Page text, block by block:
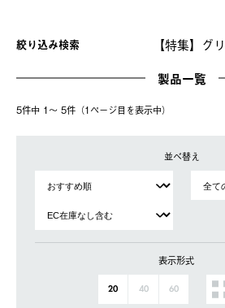
絞り込み検索 【特集】グ
製品一覧
5件中 1〜 5件（1ページ⽬を表⽰中）
並べ替え
表示形式
20 40 60